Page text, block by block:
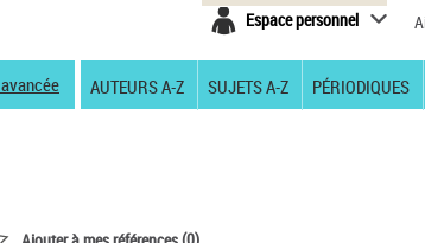
Espace personnel
AUTEURS A-Z SUJETS A-Z PÉRIODIQUES